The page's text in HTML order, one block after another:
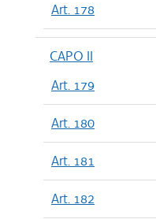
Art. 178
CAPO II
Art. 179
Art. 180
Art. 181
Art. 182